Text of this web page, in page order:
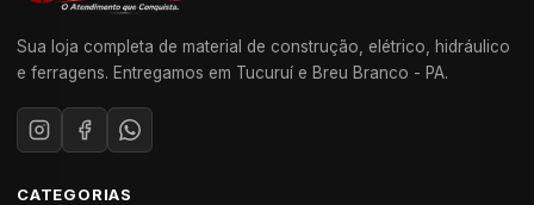
Sua loja completa de material de construção, elétrico, hidráulico
e ferragens. Entregamos em Tucuruí e Breu Branco - PA.
CATEGORIAS